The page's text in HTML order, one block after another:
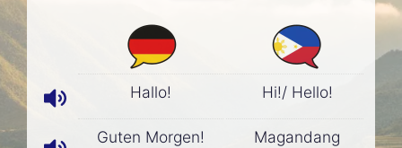
Hallo! Hi!/ Hello!
Guten Morgen!
Magandang